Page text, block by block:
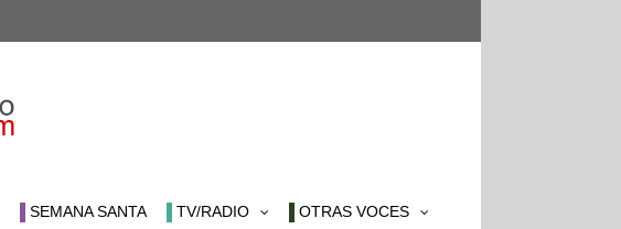
SEMANA SANTA TV/RADIO OTRAS VOCES